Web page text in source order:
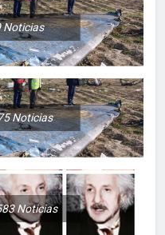
Noticias
Noticias
Noticias